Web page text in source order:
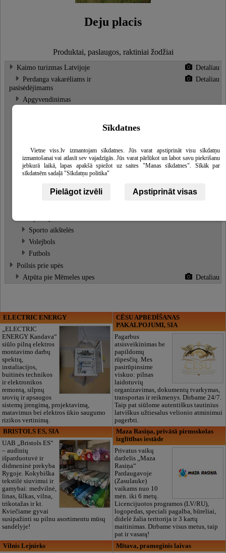
Deju placis
Produktai, paslaugos, raktiniai žodžiai
Kaimo turizmas Latvijoje
Detaliau
Perdanga vakarėliams ir
pasisėdėjimams
Detaliau
Apgyvendinimas
Laužavietės
Estrāde (Deju placis)
Detaliau
Poilsis ant vandens
Detaliau
Kanoja laivu nuoma
Detaliau
Sporto aikštelės
Volejbols
Futbols
Poilsis prie upės
Atpūta pie Mēmeles upes
Detaliau
ELECTRIC ENERGY
„ELECTRIC
ENERGY Kandava“
siūlo pilną elektros
montavimo darbų
spektrą,
instaliacijos,
buitinės technikos
ir elektronikos
remontą, silpnų
srovių ir apsaugos
sistemų įrengimą, projektavimą,
matavimus bei elektros ūkio saugumo
rizikos vertinimą.
CĒSU APBEDĪŠANAS
PAKALPOJUMI, SIA
Pagarbus
atsisveikinimas be
papildomų
rūpesčių. Mes
pasirūpinsime
viskuo: pilnas
laidotuvių
organizavimas, dokumentų tvarkymas,
transportas ir reikmenys. Dirbame 24/7.
Taip pat siūlome autentiškus tautinius
latviškus užtiesalus velionio atminimui
pagerbti.
BRISTOLS ES, SIA
UAB „Bristols ES“
– audinių
išparduotuvė ir
didmeninė prekyba
Rygoje. Kokybiška
tekstilė siuvimui ir
gamybai: medvilnė,
linas, šilkas, vilna,
trikotažas ir kt.
Kviečiame gyvai
susipažinti su pilnu asortimentu mūsų
sandėlyje!
Maza Rasiņa, privātā pirmsskolas
izglītības iestāde
Privatus vaikų
darželis „Maza
Rasiņa“
Pardaugavoje
(Zasulauke)
vaikams nuo 10
mėn. iki 6 metų.
Licencijuotos programos (LV/RU),
logopedas, speciali pagalba, būreliai,
didelė žalia teritorija ir 3 kartų
maitinimas. Dirbame visus metus, taip
pat ir vasarą!
Vilnis Lejnieks
Mītava, pramoginis laivas
Sīkdatnes
Vietne viss.lv izmantojam sīkdatnes. Jūs varat apstiprināt visu sīkdatņu
izmantošanai vai atlasīt sev vajadzīgās. Jūs varat pārlūkot un labot savu piekrišanu
jebkurā laikā, lapas apakšā spiežot uz saites "Manas sīkdatnes". Sīkāk par
sīkdatnēm sadaļā "Sīkdatņu politika"
Pielāgot izvēli Apstiprināt visas